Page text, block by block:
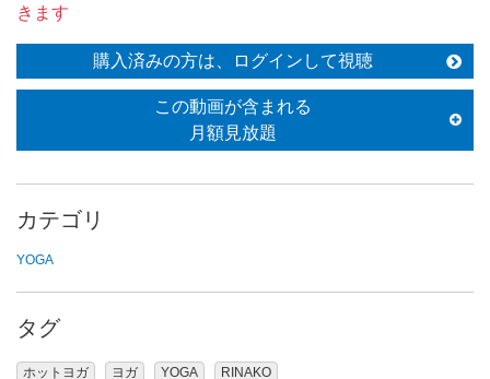
きます
購入済みの方は、ログインして視聴
この動画が含まれる
月額見放題
カテゴリ
YOGA
タグ
ホットヨガ ヨガ YOGA RINAKO